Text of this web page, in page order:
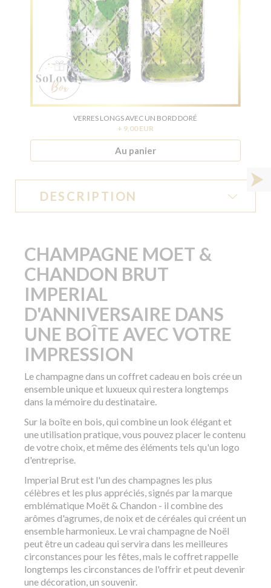
VERRES LONGS AVEC UN BORD DORÉ
+ 9,00 EUR
Au panier
DESCRIPTION
CHAMPAGNE MOET &
CHANDON BRUT
IMPERIAL
D'ANNIVERSAIRE DANS
UNE BOÎTE AVEC VOTRE
IMPRESSION
Le champagne dans un coffret cadeau en bois crée un
ensemble unique et luxueux qui restera longtemps
dans la mémoire du destinataire.
Sur la boîte en bois, qui combine un look élégant et
une utilisation pratique, vous pouvez placer le contenu
de votre choix, et même des éléments tels qu'un logo
d'entreprise.
Imperial Brut est l'un des champagnes les plus
célèbres et les plus appréciés, signés par la marque
emblématique Moët & Chandon - il combine des
arômes d'agrumes, de noix et de céréales qui créent un
ensemble harmonieux. Le vrai champagne de Noël
peut être un cadeau qui servira dans les meilleures
circonstances pour les fêtes, mais le coffret rappelle
longtemps les circonstances de l'offrir et peut devenir
une décoration, un souvenir.